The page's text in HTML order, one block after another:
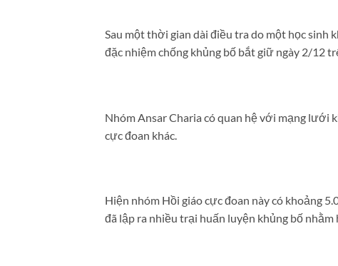
Sau một thời gian dài điều tra do một học sinh
đặc nhiệm chống khủng bố bắt giữ ngày 2/12
Nhóm Ansar Charia có quan hệ với mạng lưới
cực đoan khác.
Hiện nhóm Hồi giáo cực đoan này có khoảng
đã lập ra nhiều trại huấn luyện khủng bố